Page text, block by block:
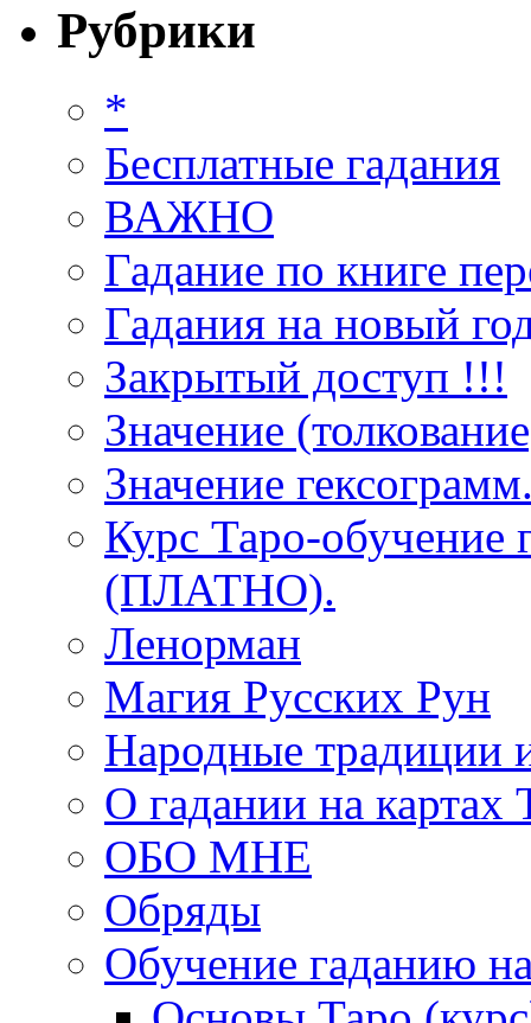
Рубрики
*
Бесплатные гадания
ВАЖНО
Гадание по книге
Гадания на новый
Закрытый доступ !!!
Значение
Значение
Курс Таро-обучение
(ПЛАТНО).
Ленорман
Магия Русских Рун
Народные традиции
О гадании на картах
ОБО МНЕ
Обряды
Обучение гаданию